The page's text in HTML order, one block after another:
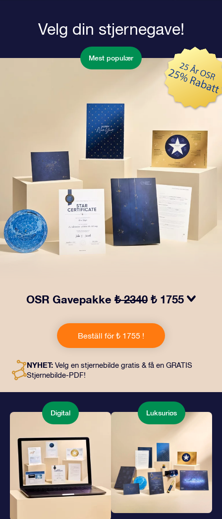
Velg din stjernegave!
Mest populær
OSR Gavepakke ₺ 2340 ₺ 1755
gaven inkluderer en vakker konvolutt og personlige
dokumenter som kan sendes til en adresse etter eget
valg, samt digitale dokumenter og gratis bruk av våre
til venner og kjære på.
Beställ för ₺ 1755 !
NYHET: Velg en stjernebilde gratis & få en GRATIS
Stjernebilde-PDF!
Digital Luksuriøs